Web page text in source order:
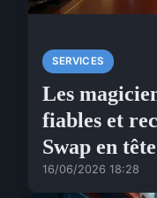
SERVICES
Les
fiables et
Swap en tête
16/06/2026 18:28